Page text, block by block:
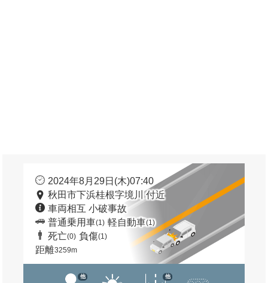
2024年8月29日(木)07:40
秋田市下浜桂根字境川 付近
車両相互 小破事故
普通乗用車(1) 軽自動車(1)
死亡(0) 負傷(1)
距離3259m
他 他